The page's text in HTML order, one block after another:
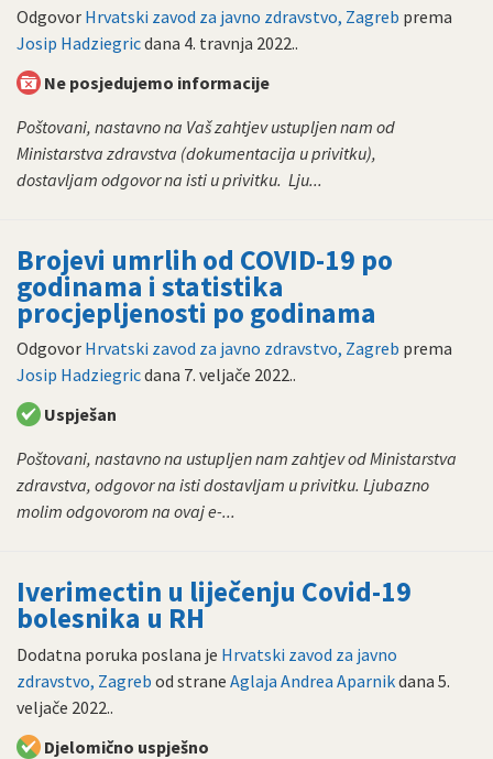
Odgovor Hrvatski zavod za javno zdravstvo, Zagreb prema
Josip Hadziegricdana 4. travnja 2022..
Ne posjedujemo informacije
Poštovani, nastavno na Vaš zahtjev ustupljen nam od
Ministarstva zdravstva (dokumentacija u privitku),
dostavljam odgovor na isti u privitku. Lju...
Brojevi umrlih od COVID-19 po
godinama i statistika
procjepljenosti po godinama
Odgovor Hrvatski zavod za javno zdravstvo, Zagreb prema
Josip Hadziegricdana 7. veljače 2022..
Uspješan
Poštovani, nastavno na ustupljen nam zahtjev od Ministarstva
zdravstva, odgovor na isti dostavljam u privitku. Ljubazno
molim odgovorom na ovaj e-...
Iverimectin u liječenju Covid-19
bolesnika u RH
Dodatna poruka poslana je Hrvatski zavod za javno
zdravstvo, Zagreb od strane Aglaja Andrea Aparnikdana 5.
veljače 2022..
Djelomično uspješno